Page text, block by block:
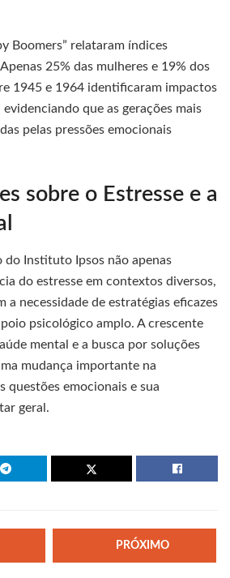
Boomers” relataram índices
25% das mulheres e 19% dos
1945 e 1964 identificaram impactos
que as gerações mais
pelas pressões emocionais
sobre o Estresse e a
Instituto Ipsos não apenas
do estresse em contextos diversos,
a necessidade de estratégias eficazes
psicológico amplo. A crescente
mental e a busca por soluções
mudança importante na
questões emocionais e sua
geral.
PRÓXIMO